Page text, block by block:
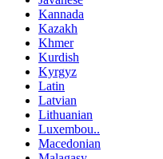
Kannada
Kazakh
Khmer
Kurdish
Kyrgyz
Latin
Latvian
Lithuanian
Luxembou..
Macedonian